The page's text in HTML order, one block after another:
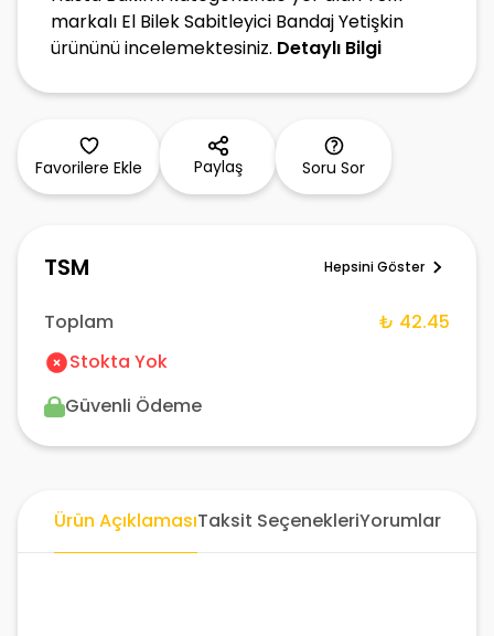
markalı El Bilek Sabitleyici Bandaj Yetişkin
ürününü incelemektesiniz. Detaylı Bilgi
Favorilere Ekle Paylaş Soru Sor
TSM Hepsini Göster
Toplam
₺ 42.45
Stokta Yok
Güvenli Ödeme
Ürün AçıklamasıTaksit SeçenekleriYorumlar